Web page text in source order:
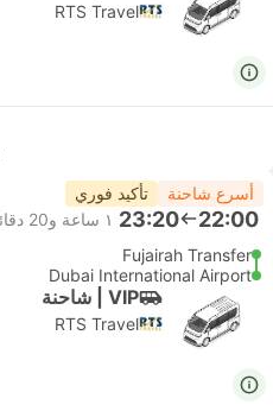
RTS Travel
أسرع شاحنة تأكيد فوري
22:00
23:20 ١ ساعة و‫20 دقائق
Fujairah Transfer
Dubai International Airport
VIP | شاحنة
RTS Travel